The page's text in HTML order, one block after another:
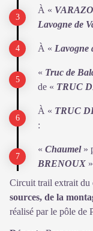
À «
Lavogne de
À « Lavogne
« Truc de
de « TRUC
À « TRUC
:
« Chaumel»
BRENOUX
Circuit trail extrait du
sources, de la
réalisé par le pôle de